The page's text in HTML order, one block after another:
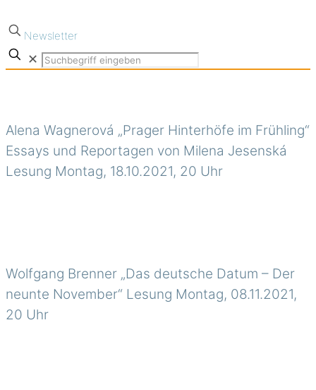
Newsletter
✕
Alena Wagnerová „Prager Hinterhöfe im Frühling“
Essays und Reportagen von Milena Jesenská
Lesung Montag, 18.10.2021, 20 Uhr
Wolfgang Brenner „Das deutsche Datum – Der
neunte November“ Lesung Montag, 08.11.2021,
20 Uhr